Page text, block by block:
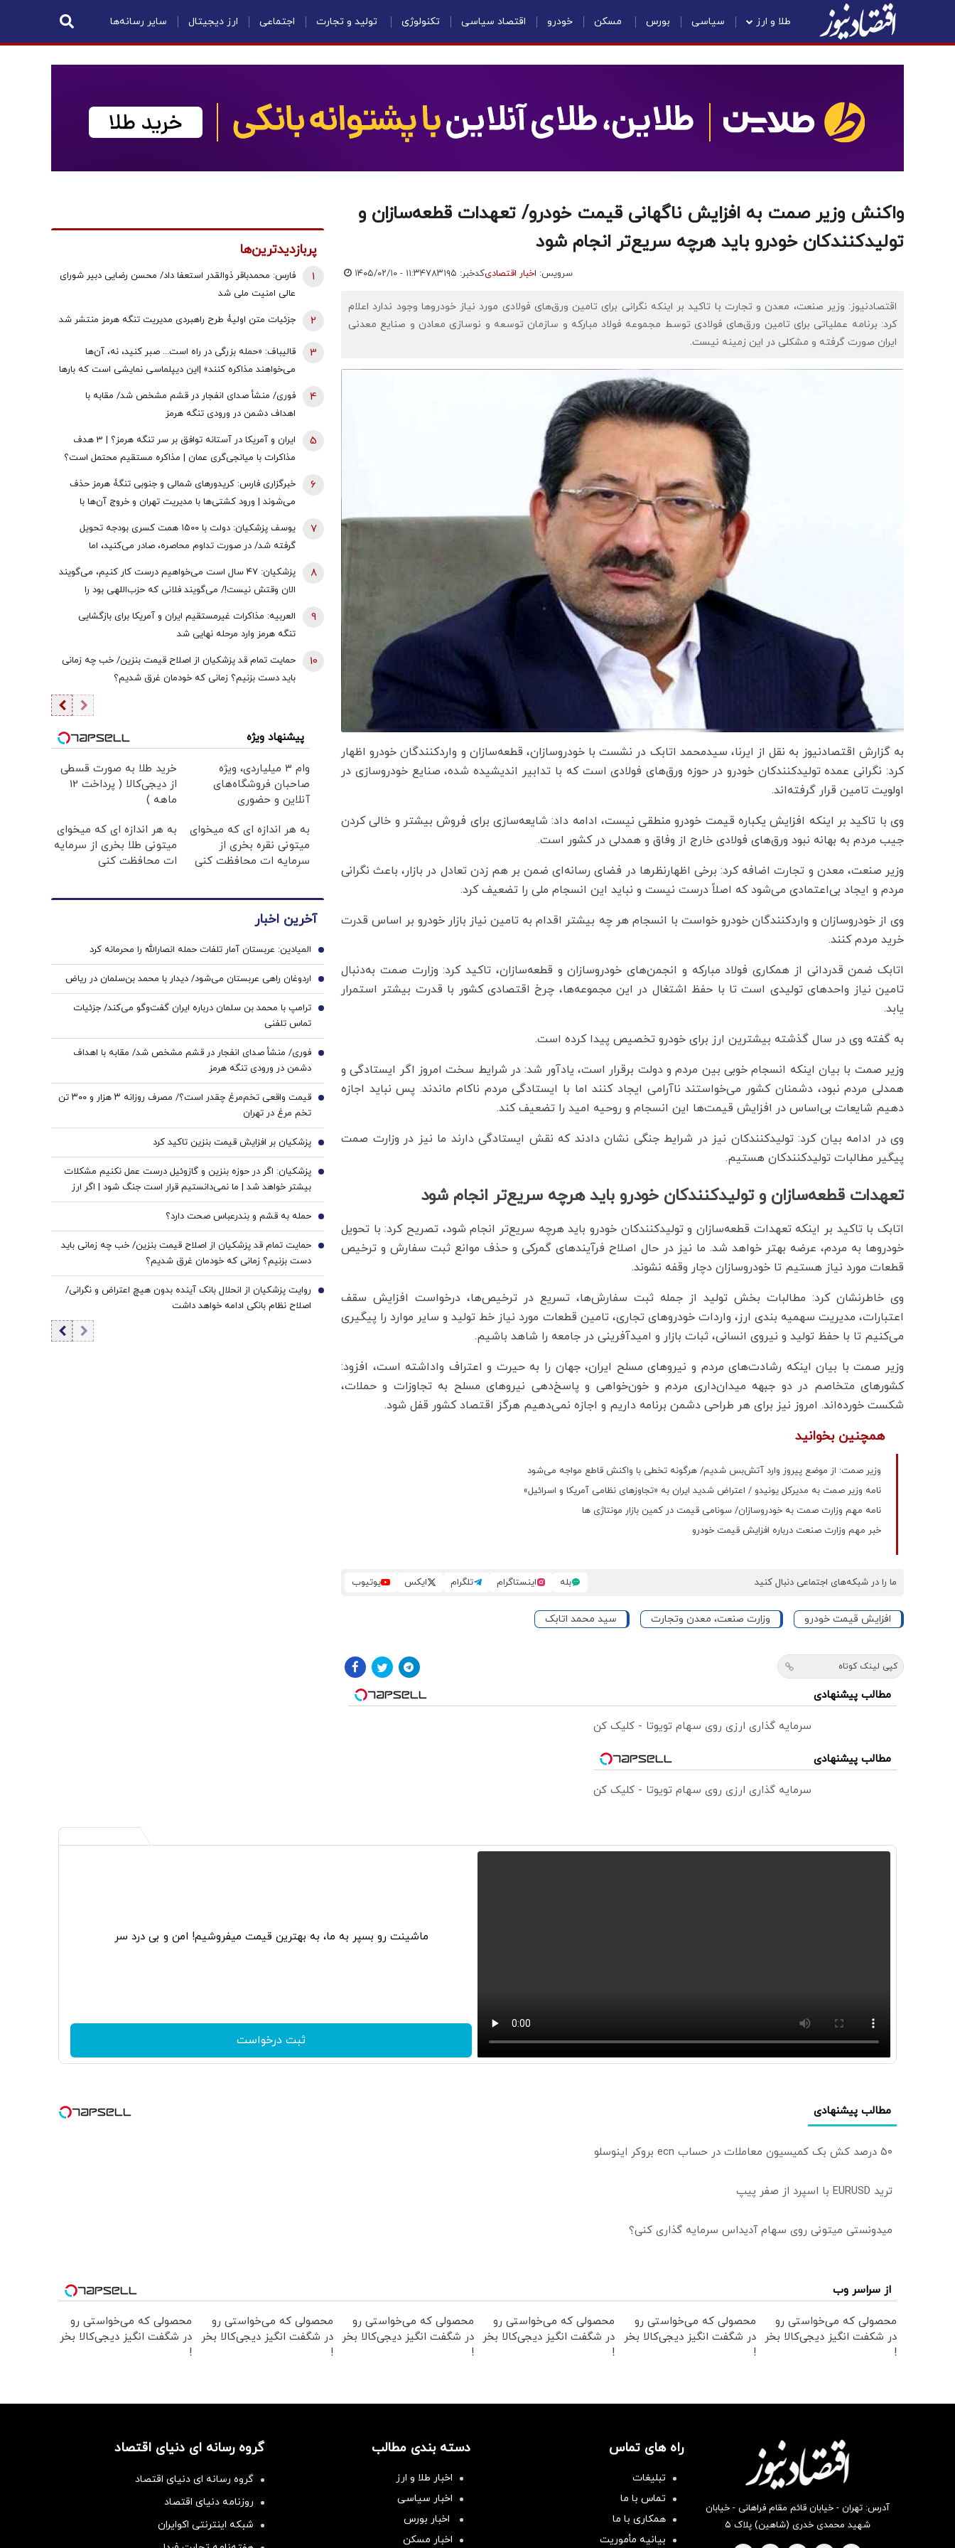
طلا و ارز سیاسی بورس مسکن خودرو اقتصاد سیاسی تکنولوژی تولید و تجارت اجتماعی ارز دیجیتال سایر رسانه‌ها
واکنش وزیر صمت به افزایش ناگهانی قیمت خودرو/ تعهدات قطعه‌سازان و
تولیدکنندکان خودرو باید هرچه سریع‌تر انجام شود
سرویس: اخبار اقتصادیکدخبر: ۷۸۳۱۹۵ ۱۴۰۵/۰۲/۱۰ - ۱۱:۳۴
اقتصادنیوز: وزیر صنعت، معدن و تجارت با تاکید بر اینکه نگرانی برای تامین ورق‌های فولادی مورد نیاز خودروها وجود ندارد اعلام
کرد: برنامه عملیاتی برای تامین ورق‌های فولادی توسط مجموعه فولاد مبارکه و سازمان توسعه و نوسازی معادن و صنایع معدنی
ایران صورت گرفته و مشکلی در این زمینه نیست.
به گزارش اقتصادنیوز به نقل از ایرنا، سیدمحمد اتابک در نشست با خودروسازان، قطعه‌سازان و واردکنندگان خودرو اظهار
کرد: نگرانی عمده تولیدکنندکان خودرو در حوزه ورق‌های فولادی است که با تدابیر اندیشیده شده، صنایع خودروسازی در
اولویت تامین قرار گرفته‌اند.
وی با تاکید بر اینکه افزایش یکباره قیمت خودرو منطقی نیست، ادامه داد: شایعه‌سازی ‌برای فروش بیشتر و خالی کردن
جیب مردم به بهانه نبود ورق‌های فولادی خارج از وفاق و همدلی در کشور است.
وزیر صنعت، معدن و تجارت اضافه کرد: برخی اظهارنظرها در فضای رسانه‌ای ضمن بر هم زدن تعادل در بازار، باعث نگرانی
مردم و ایجاد بی‌اعتمادی می‌شود که اصلاً درست نیست و نباید این انسجام ملی را تضعیف کرد.
وی از خودروسازان و واردکنندگان خودرو خواست با انسجام هر چه بیشتر اقدام به تامین نیاز بازار خودرو بر اساس قدرت
خرید مردم کنند.
اتابک ضمن قدردانی از همکاری فولاد مبارکه و انجمن‌های خودروسازان و قطعه‌سازان، تاکید کرد: وزارت صمت به‌دنبال
تامین نیاز واحدهای تولیدی است تا با حفظ اشتغال در این مجموعه‌ها، چرخ اقتصادی کشور با قدرت بیشتر استمرار
یابد.
به گفته وی در سال گذشته بیشترین ارز برای خودرو تخصیص پیدا کرده است.
وزیر صمت با بیان اینکه انسجام خوبی بین مردم و دولت برقرار است، یادآور شد: در شرایط سخت امروز اگر ایستادگی و
همدلی مردم نبود، دشمنان کشور می‌خواستند ناآرامی ایجاد کنند اما با ایستادگی مردم ناکام ماندند. پس نباید اجازه
دهیم شایعات بی‌اساس در افزایش قیمت‌ها این انسجام و روحیه امید را تضعیف کند.
وی در ادامه بیان کرد: تولیدکنندکان نیز در شرایط جنگی نشان دادند که نقش ایستادگی دارند ما نیز در وزارت صمت
پیگیر مطالبات تولیدکنندکان هستیم.
تعهدات قطعه‌سازان و تولیدکنندکان خودرو باید هرچه سریع‌تر انجام شود
اتابک با تاکید بر اینکه تعهدات قطعه‌سازان و تولیدکنندکان خودرو باید هرچه سریع‌تر انجام شود، تصریح کرد: با تحویل
خودروها به مردم، عرضه بهتر خواهد شد. ما نیز در حال اصلاح فرآیندهای گمرکی و حذف موانع ثبت سفارش و ترخیص
قطعات مورد نیاز هستیم تا خودروسازان دچار وقفه نشوند.
وی خاطرنشان کرد: مطالبات بخش تولید از جمله ثبت سفارش‌ها، تسریع در ترخیص‌ها، درخواست افزایش سقف
اعتبارات، مدیریت سهمیه بندی ارز، واردات خودروهای تجاری، تامین قطعات مورد نیاز خط تولید و سایر موارد را پیگیری
می‌کنیم تا با حفظ تولید و نیروی انسانی، ثبات بازار و امیدآفرینی در جامعه را شاهد باشیم.
وزیر صمت با بیان اینکه رشادت‌های مردم و نیروهای مسلح ایران، جهان را به حیرت و اعتراف واداشته است، افزود:
کشورهای متخاصم در دو جبهه میدان‌داری مردم و خون‌خواهی و پاسخ‌دهی نیروهای مسلح به تجاوزات و حملات،
شکست خورده‌اند. امروز نیز برای هر طراحی دشمن برنامه داریم و اجازه نمی‌دهیم هرگز اقتصاد کشور قفل شود.
همچنین بخوانید
وزیر صمت: از موضع پیروز وارد آتش‌بس شدیم/ هرگونه تخطی با واکنش قاطع مواجه می‌شود
نامه‌ وزیر صمت به مدیرکل یونیدو / اعتراض شدید ایران به «تجاوزهای نظامی آمریکا و اسرائیل»
نامه مهم وزارت صمت به خودروسازان/ سونامی قیمت در کمین بازار مونتاژی ها
خبر مهم وزارت صنعت درباره افزایش قیمت خودرو
ما را در شبکه‌های اجتماعی دنبال کنید بله اینستاگرام تلگرام ایکس یوتیوب
افزایش قیمت خودرو وزارت صنعت، معدن وتجارت سید محمد اتابک
کپی لینک کوتاه
مطالب پیشنهادی
سرمایه گذاری ارزی روی سهام تویوتا - کلیک کن
مطالب پیشنهادی
سرمایه گذاری ارزی روی سهام تویوتا - کلیک کن
پربازدیدترین‌ها
فارس: محمدباقر ذوالقدر استعفا داد/ محسن رضایی دبیر شورای
عالی امنیت ملی شد
1
جزئیات متن اولیۀ طرح راهبردی مدیریت تنگه هرمز منتشر شد 2
قالیباف: «حمله بزرگی در راه است... صبر کنید، نه، آن‌ها
می‌خواهند مذاکره کنند» |این دیپلماسی نمایشی است که بارها
تکرار شده است
3
فوری/ منشأ صدای انفجار در قشم مشخص شد/ مقابه با
اهداف دشمن در ورودی تنگه هرمز
4
ایران و آمریکا در آستانه توافق بر سر تنگه هرمز؟ | 3 هدف
مذاکرات با میانجی‌گری عمان | مذاکره مستقیم محتمل است؟
5
خبرگزاری فارس: کریدورهای شمالی و جنوبی تنگۀ هرمز حذف
می‌شوند | ورود کشتی‌ها با مدیریت تهران و خروج آن‌ها با
تنگه در قالب بهای خدمات است
6
یوسف پزشکیان: دولت با ۱۵۰۰ همت کسری بودجه تحویل
گرفته شد/ در صورت تداوم محاصره، صادر می‌کنید، اما
7
پزشکیان: ۴۷ سال است می‌خواهیم درست کار کنیم، می‌گویند
الان وقتش نیست!/ می‌گویند فلانی که حزب‌اللهی بود را
8
العربیه: مذاکرات غیرمستقیم ایران و آمریکا برای بازگشایی
تنگه هرمز وارد مرحله نهایی شد
9
حمایت تمام قد پزشکیان از اصلاح قیمت بنزین/ خب چه زمانی
باید دست بزنیم؟ زمانی که خودمان غرق شدیم؟
10
پیشنهاد ویژه
وام ۳ میلیاردی، ویژه
صاحبان فروشگاه‌های
آنلاین و حضوری
خرید طلا به صورت قسطی
از دیجی‌کالا ( پرداخت 12
ماهه )
به هر اندازه ای که میخوای
میتونی نقره بخری از
سرمایه ات محافظت کنی
به هر اندازه ای که میخوای
میتونی طلا بخری از سرمایه
ات محافظت کنی
آخرین اخبار
المیادین: عربستان آمار تلفات حمله انصارالله را محرمانه کرد 1
اردوغان راهی عربستان می‌شود/ دیدار با محمد بن‌سلمان در ریاض 2
ترامپ با محمد بن سلمان درباره ایران گفت‌وگو می‌کند/ جزئیات
تماس تلفنی
3
فوری/ منشأ صدای انفجار در قشم مشخص شد/ مقابه با اهداف
دشمن در ورودی تنگه هرمز
4
قیمت واقعی تخم‌مرغ چقدر است؟/ مصرف روزانه ۳ هزار و ۳۰۰ تن
تخم مرغ در تهران
5
پزشکیان بر افزایش قیمت بنزین تاکید کرد 6
پزشکیان: اگر در حوزه بنزین و گازوئیل درست عمل نکنیم مشکلات
بیشتر خواهد شد | ما نمی‌دانستیم قرار است جنگ شود | اگر ارز
ترجیحی حذف نمی شد با شروع جنگ قحطی در بازار قطعی بود
7
حمله به قشم و بندرعباس صحت دارد؟ 8
حمایت تمام قد پزشکیان از اصلاح قیمت بنزین/ خب چه زمانی باید
دست بزنیم؟ زمانی که خودمان غرق شدیم؟
9
روایت پزشکیان از انحلال بانک آینده بدون هیچ اعتراض و نگرانی/
اصلاح نظام بانکی ادامه خواهد داشت
10
ماشینت رو بسپر به ما، به بهترین قیمت میفروشیم! امن و بی درد سر
ثبت درخواست
مطالب پیشنهادی
۵۰ درصد کش بک کمیسیون معاملات در حساب ecn بروکر اینوسلو
ترید EURUSD با اسپرد از صفر پیپ
میدونستی میتونی روی سهام آدیداس سرمایه گذاری کنی؟
از سراسر وب
محصولی که می‌خواستی رو
در شکفت انگیز دیجی‌کالا بخر
!
محصولی که می‌خواستی رو
در شگفت انگیز دیجی‌کالا بخر
!
محصولی که می‌خواستی رو
در شگفت انگیز دیجی‌کالا بخر
!
محصولی که می‌خواستی رو
در شگفت انگیز دیجی‌کالا بخر
!
محصولی که می‌خواستی رو
در شگفت انگیز دیجی‌کالا بخر
!
محصولی که می‌خواستی رو
در شگفت انگیز دیجی‌کالا بخر
!
آدرس: تهران - خیابان قائم مقام فراهانی - خیابان
شهید محمدی خدری (شاهین) پلاک ۵
راه های تماس
تبلیغات
تماس با ما
همکاری با ما
بیانیه مأموریت
دسته بندی مطالب
اخبار طلا و ارز
اخبار سیاسی
اخبار بورس
اخبار مسکن
گروه رسانه ای دنیای اقتصاد
گروه رسانه ای دنیای اقتصاد
روزنامه دنیای اقتصاد
شبکه اینترنتی اکوایران